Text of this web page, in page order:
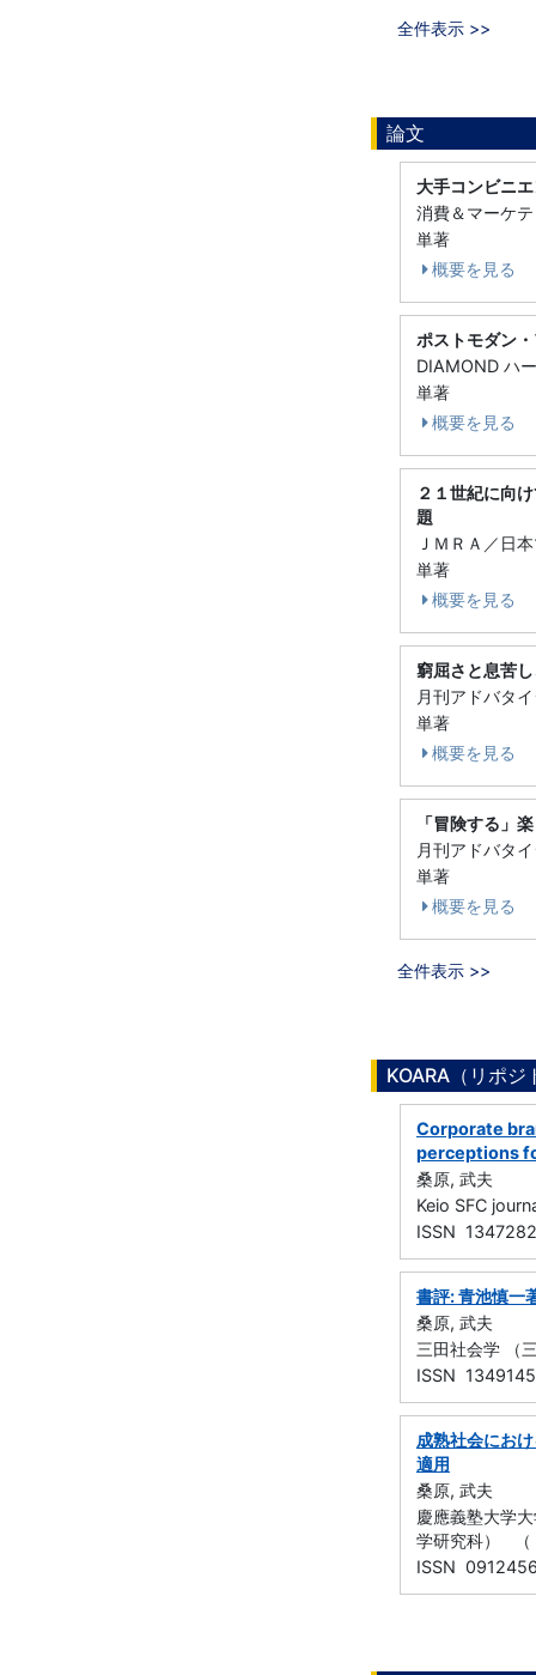
全件表示 >>
論文
大手コンビニ
消費＆マーケ
単著
概要を見る
ポストモダン
DIAMOND ハ
単著
概要を見る
２１世紀に向
題
ＪＭＲＡ／日
単著
概要を見る
窮屈さと息苦
月刊アドバタ
単著
概要を見る
「冒険する」
月刊アドバタ
単著
概要を見る
全件表示 >>
KOARA（リポ
Corporate
perceptions
桑原, 武夫
Keio SFC
ISSN
書評: 青池慎一
桑原, 武夫
三田社会学 （
ISSN
成熟社会にお
適用
桑原, 武夫
慶應義塾大学
学研究科）
ISSN